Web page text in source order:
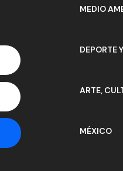
MEDIO
DEPORTE
ARTE,
MÉXICO